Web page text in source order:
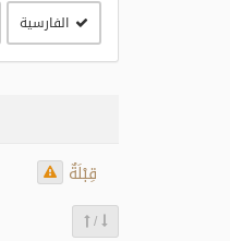
الفارسية
قِبْلَةٌ
/